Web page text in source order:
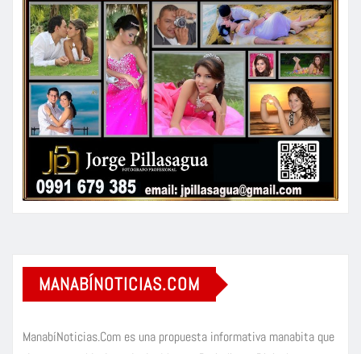
MANABÍNOTICIAS.COM
ManabíNoticias.Com es una propuesta informativa manabita que